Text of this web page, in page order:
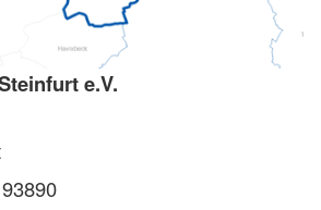
e.V.